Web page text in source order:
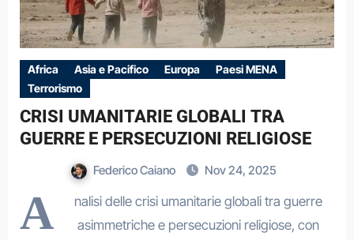
Africa Asia e Pacifico Europa
Paesi MENA
Terrorismo
CRISI UMANITARIE GLOBALI TRA
GUERRE E PERSECUZIONI RELIGIOSE
Federico Caiano Nov 24, 2025
A
nalisi delle crisi umanitarie globali tra guerre
asimmetriche e persecuzioni religiose, con